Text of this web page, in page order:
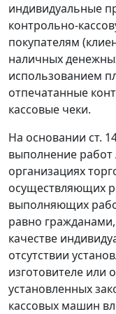
индивидуальные
контрольно-
покупателям
наличных
использованием
отпечатанные
кассовые чеки.
На основании ст.
выполнение работ
организациях
осуществляющих
выполняющих
равно
качестве
отсутствии
изготовителе или
установленных
кассовых машин